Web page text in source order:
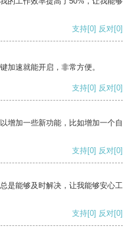
支持[0] 反对[0]
加速就能开启，非常方便。
支持[0] 反对[0]
增加一些新功能，比如增加一个自
支持[0] 反对[0]
是能够及时解决，让我能够安心工
支持[0] 反对[0]